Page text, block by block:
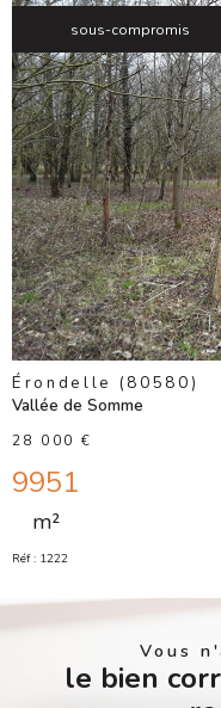
sous-compromis
Érondelle (80580)
Vallée de Somme
28 000 €
9951
m²
Réf : 1222
Vous
le bien